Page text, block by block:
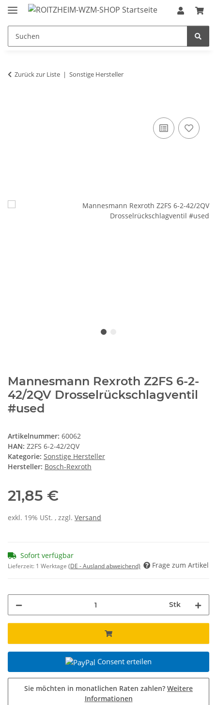
Zurück zur Liste Sonstige Hersteller
Mannesmann Rexroth Z2FS 6-2-
42/2QV Drosselrückschlagventil
#used
Artikelnummer: 60062
HAN: Z2FS 6-2-42/2QV
Kategorie: Sonstige Hersteller
Hersteller: Bosch-Rexroth
21,85 €
exkl. 19% USt. , zzgl. Versand
Sofort verfügbar
Lieferzeit: 1 Werktage (DE - Ausland abweichend) Frage zum Artikel
Stk
Consent erteilen
Sie möchten in monatlichen Raten zahlen? Weitere
Informationen